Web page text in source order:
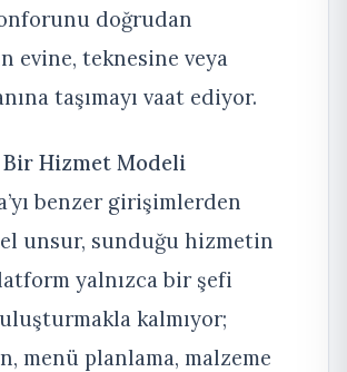
doğrudan
evine, teknesine veya
taşımayı vaat ediyor.
Bir Hizmet Modeli
benzer girişimlerden
unsur, sunduğu hizmetin
yalnızca bir şefi
kalmıyor;
menü planlama, malzeme